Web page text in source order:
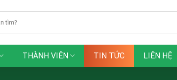
THÀNH VIÊN TIN TỨC LIÊN HỆ